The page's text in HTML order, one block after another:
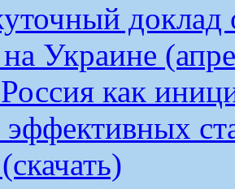
доклад
Украине
как
эффективных